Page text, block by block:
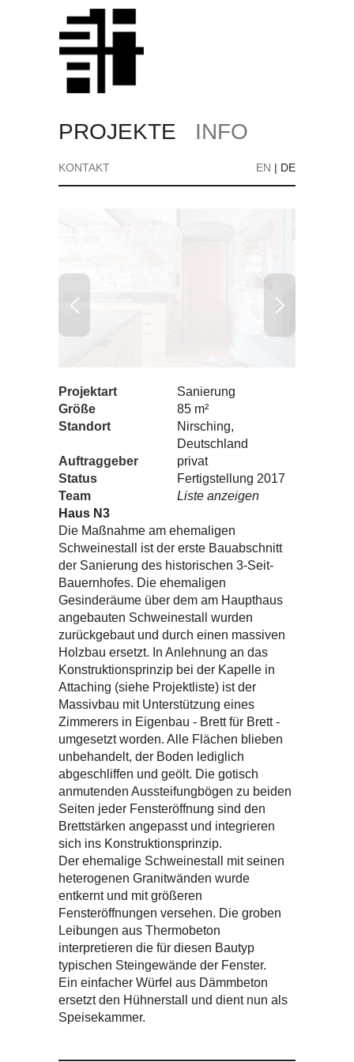
PROJEKTE INFO
KONTAKT EN DE
Projektart
Sanierung
Größe
85 m²
Standort
Nirsching,
Deutschland
Auftraggeber
privat
Status
Fertigstellung 2017
Team
Liste anzeigen
Haus N3
Die Maßnahme am ehemaligen
Schweinestall ist der erste Bauabschnitt
der Sanierung des historischen 3-Seit-
Bauernhofes. Die ehemaligen
Gesinderäume über dem am Haupthaus
angebauten Schweinestall wurden
zurückgebaut und durch einen massiven
Holzbau ersetzt. In Anlehnung an das
Konstruktionsprinzip bei der Kapelle in
Attaching (siehe Projektliste) ist der
Massivbau mit Unterstützung eines
Zimmerers in Eigenbau - Brett für Brett -
umgesetzt worden. Alle Flächen blieben
unbehandelt, der Boden lediglich
abgeschliffen und geölt. Die gotisch
anmutenden Aussteifungbögen zu beiden
Seiten jeder Fensteröffnung sind den
Brettstärken angepasst und integrieren
sich ins Konstruktionsprinzip.
Der ehemalige Schweinestall mit seinen
heterogenen Granitwänden wurde
entkernt und mit größeren
Fensteröffnungen versehen. Die groben
Leibungen aus Thermobeton
interpretieren die für diesen Bautyp
typischen Steingewände der Fenster.
Ein einfacher Würfel aus Dämmbeton
ersetzt den Hühnerstall und dient nun als
Speisekammer.